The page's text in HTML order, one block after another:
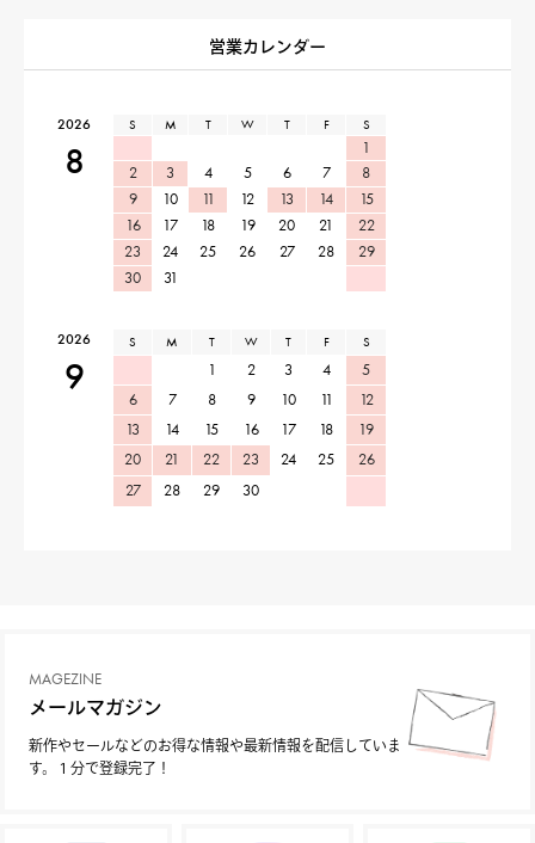
営業カレンダー
2026
8
S M T W T F S
1
2
3 4 5 6 7
8
9
10 11 12 13 14
15
16
17 18 19 20 21
22
23
24 25 26 27 28
29
30
31
2026
9
S M T W T F S
1 2 3 4
5
6
7 8 9 10 11
12
13
14 15 16 17 18
19
20
21 22 23 24 25
26
27
28 29 30
MAGEZINE
メールマガジン
新作やセールなどのお得な情報や最新情報を配信していま
す。１分で登録完了！